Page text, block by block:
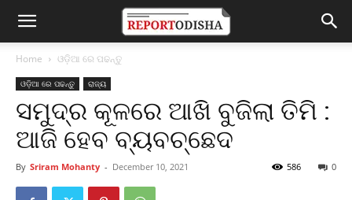
Home ଓଡ଼ିଆ ରେ ପଢନ୍ତୁ
ଓଡ଼ିଆ ରେ ପଢନ୍ତୁ ରାଜ୍ୟ
ସମୁଦ୍ର କୂଳରେ ଆଖି ବୁଜିଲା ତିମି :
ଆଜି ହେବ ବ୍ୟବଚ୍ଛେଦ
By Sriram Mohanty - December 10, 2021 0
586